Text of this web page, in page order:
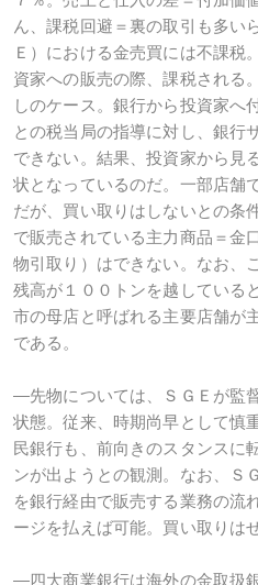
ん、課税回避＝裏の取引も多い
Ｅ）における金売買には不課税
資家への販売の際、課税される
しのケース。銀行から投資家へ
との税当局の指導に対し、銀行
できない。結果、投資家から見
状となっているのだ。一部店舗
だが、買い取りはしないとの条
で販売されている主力商品＝金
物引取り）はできない。なお、
残高が１００トンを越している
市の母店と呼ばれる主要店舗が
である。
―先物については、ＳＧＥが監
状態。従来、時期尚早として慎
民銀行も、前向きのスタンスに
ンが出ようとの観測。なお、Ｓ
を銀行経由で販売する業務の流
ージを払えば可能。買い取りは
―四大商業銀行は海外の金取扱